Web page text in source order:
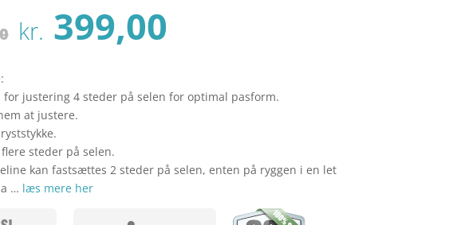
Den
oprindelige
var:
kr. 499,00.
kr. 399,00
er:
kr. 399,00.
for justering 4 steder på selen for optimal pasform.
at justere.
flere steder på selen.
kan fastsættes 2 steder på selen, enten på ryggen i en let
… læs mere her